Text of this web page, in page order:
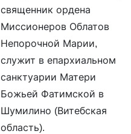
священник ордена
Миссионеров Облатов
Непорочной Марии,
служит в епархиальном
санктуарии Матери
Божьей Фатимской в
Шумилино (Витебская
область).